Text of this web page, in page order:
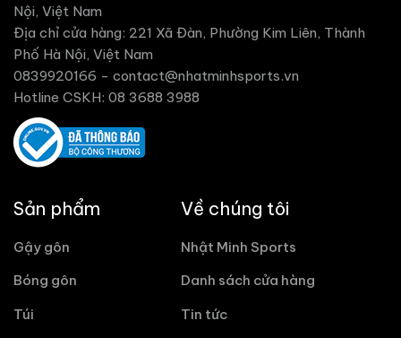
Nội, Việt Nam
Địa chỉ cửa hàng: 221 Xã Đàn, Phường Kim Liên, Thành
Phố Hà Nội, Việt Nam
0839920166 - contact@nhatminhsports.vn
Hotline CSKH: 08 3688 3988
Sản phẩm
Gậy gôn
Bóng gôn
Túi
Về chúng tôi
Nhật Minh Sports
Danh sách cửa hàng
Tin tức